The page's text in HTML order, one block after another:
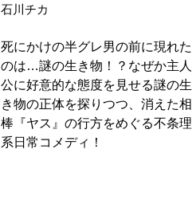
石川チカ
死にかけの半グレ男の前に現れた
のは…謎の生き物！？なぜか主人
公に好意的な態度を見せる謎の生
き物の正体を探りつつ、消えた相
棒『ヤス』の行方をめぐる不条理
系日常コメディ！